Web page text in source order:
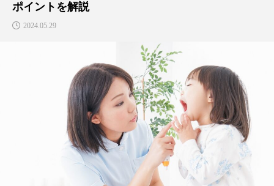
ワイヤー矯正
テスト用_東京都おすすめの矯
正歯科の名医28人
マウスピース型矯正治療後に
保定は必要?リテーナーの装着
期間や時間、注意点も解説
2025.12.07
ポイントを解説
2024.05.29